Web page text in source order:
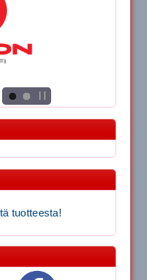
tuotteesta!